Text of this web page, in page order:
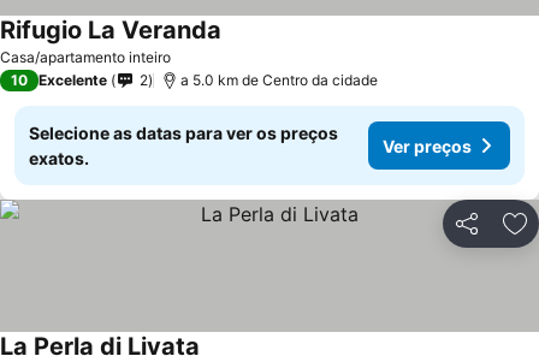
Casa/apartamento inteiro
Rifugio La Veranda
10 Excelente 2 a 5.0 km de Centro da cidade
Selecione as datas para ver os preços
exatos.
Ver preços
Partilhar
La Perla di Livata